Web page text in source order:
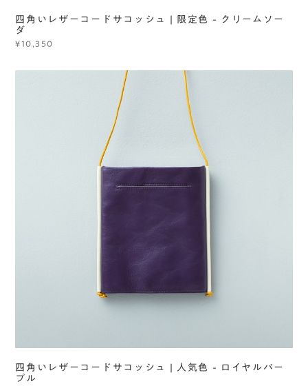
四角いレザーコードサコッシュ | 限定色 - クリームソー
ダ
¥10,350
四角いレザーコードサコッシュ | 人気色 - ロイヤルパー
プル